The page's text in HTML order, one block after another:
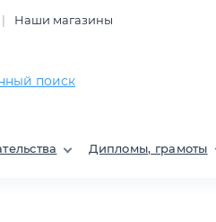
Наши магазины
поиск
Дипломы, грамоты